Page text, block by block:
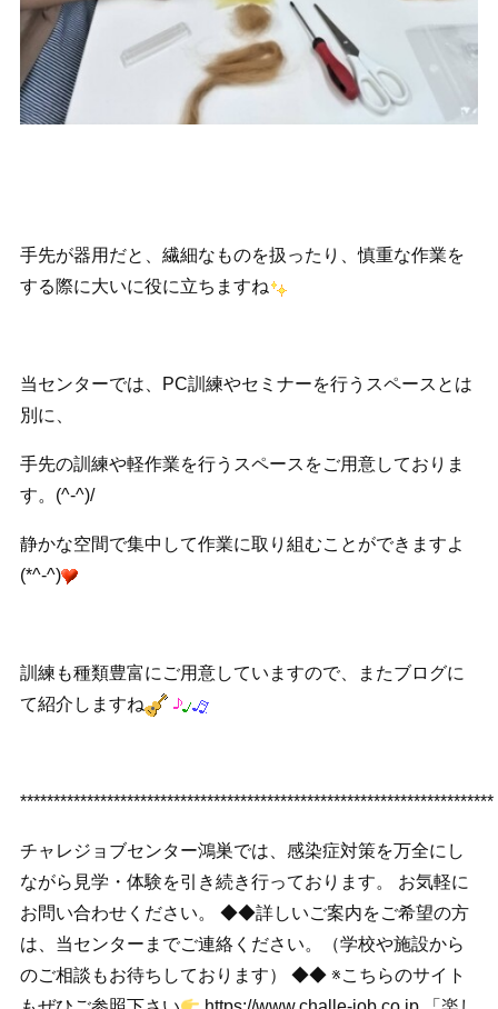
手先が器用だと、繊細なものを扱ったり、慎重な作業を
する際に大いに役に立ちますね
当センターでは、PC訓練やセミナーを行うスペースとは
別に、
手先の訓練や軽作業を行うスペースをご用意しておりま
す。(^-^)/
静かな空間で集中して作業に取り組むことができますよ
(*^-^)
訓練も種類豊富にご用意していますので、またブログに
て紹介しますね
***********************************************************************
チャレジョブセンター鴻巣では、感染症対策を万全にし
ながら見学・体験を引き続き行っております。 お気軽に
お問い合わせください。 ◆◆詳しいご案内をご希望の方
は、当センターまでご連絡ください。（学校や施設から
のご相談もお待ちしております） ◆◆ ※こちらのサイト